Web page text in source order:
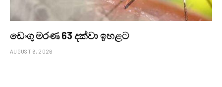
ඩෙංගු මරණ 63 දක්වා ඉහළට
AUGUST 6, 2026